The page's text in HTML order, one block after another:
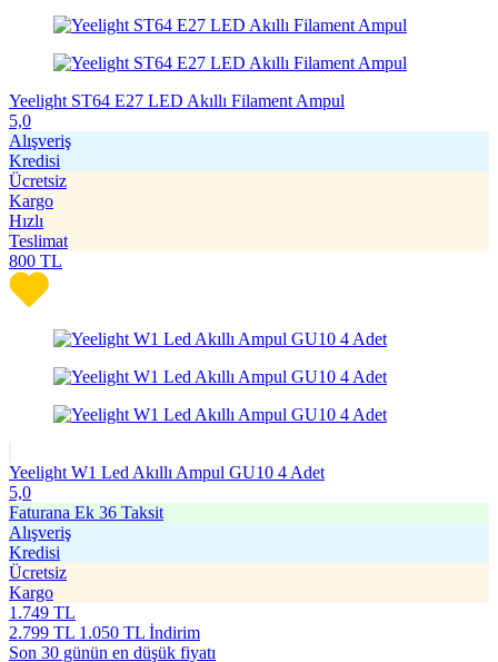
Yeelight ST64 E27 LED Akıllı Filament Ampul
5,0
Alışveriş
Kredisi
Ücretsiz
Kargo
Hızlı
Teslimat
800 TL
Yeelight W1 Led Akıllı Ampul GU10 4 Adet
5,0
Faturana Ek 36 Taksit
Alışveriş
Kredisi
Ücretsiz
Kargo
1.749 TL
2.799 TL 1.050 TL İndirim
Son 30 günün en düşük fiyatı